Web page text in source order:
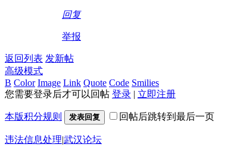
回复
举报
返回列表 发新帖
高级模式
B Color Image Link Quote Code Smilies
您需要登录后才可以回帖 登录 | 立即注册
本版积分规则 发表回复 回帖后跳转到最后一页
违法信息处理|武汉论坛